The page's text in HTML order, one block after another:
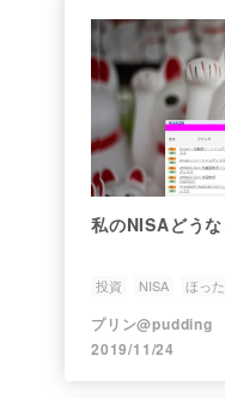
私のNISAどうな
投資 NISA ほっ
プリン@pudding
2019/11/24